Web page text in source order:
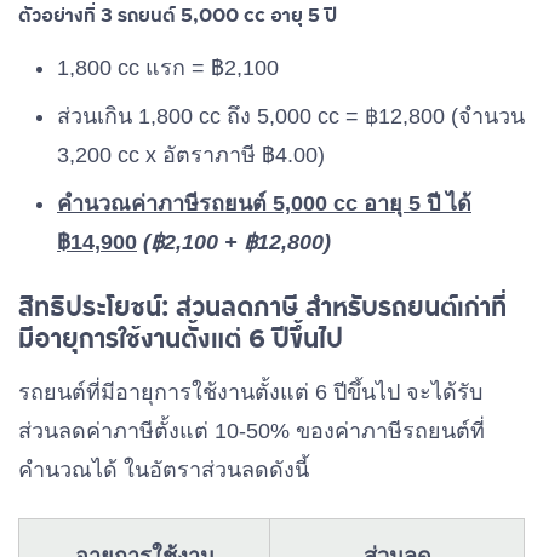
ตัวอย่างที่ 3 รถยนต์ 5,000 cc อายุ 5 ปี
1,800 cc แรก = ฿2,100
ส่วนเกิน 1,800 cc ถึง 5,000 cc = ฿12,800 (จำนวน
3,200 cc x อัตราภาษี ฿4.00)
คำนวณค่าภาษีรถยนต์ 5,000 cc อายุ 5 ปี ได้
฿14,900 (฿2,100 + ฿12,800)
สิทธิประโยชน์: ส่วนลดภาษี สำหรับรถยนต์เก่าที่
มีอายุการใช้งานตั้งแต่ 6 ปีขึ้นไป
รถยนต์ที่มีอายุการใช้งานตั้งแต่ 6 ปีขึ้นไป จะได้รับ
ส่วนลดค่าภาษีตั้งแต่ 10-50% ของค่าภาษีรถยนต์ที่
คำนวณได้ ในอัตราส่วนลดดังนี้